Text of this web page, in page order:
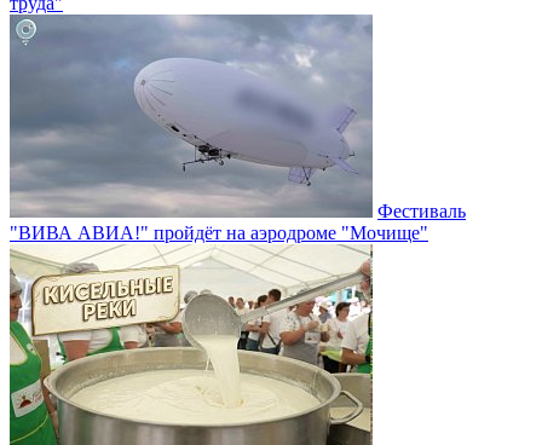
Фестиваль
"ВИВА АВИА!" пройдёт на аэродроме "Мочище"